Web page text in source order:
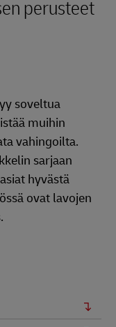
perusteet
soveltua
muihin
vahingoilta.
sarjaan
hyvästä
ovat lavojen